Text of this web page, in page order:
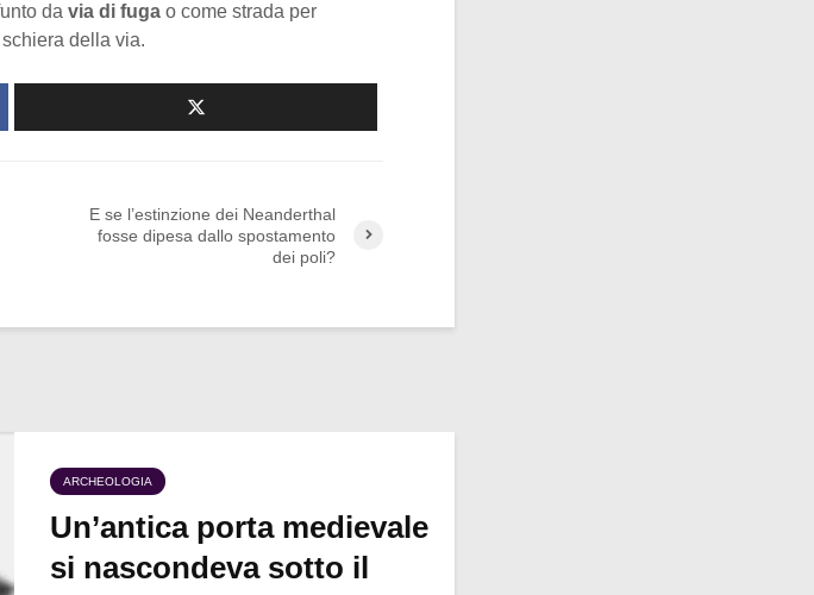
da via di fuga o come strada per
della via.
E se l’estinzione dei Neanderthal
fosse dipesa dallo spostamento
dei poli?
ARCHEOLOGIA
Un’antica porta medievale
si nascondeva sotto il